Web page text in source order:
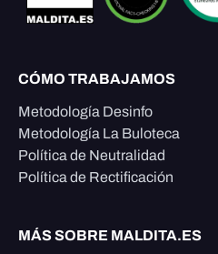
CÓMO TRABAJAMOS
Metodología Desinfo
Metodología La Buloteca
Política de Neutralidad
Política de Rectificación
MÁS SOBRE MALDITA.ES